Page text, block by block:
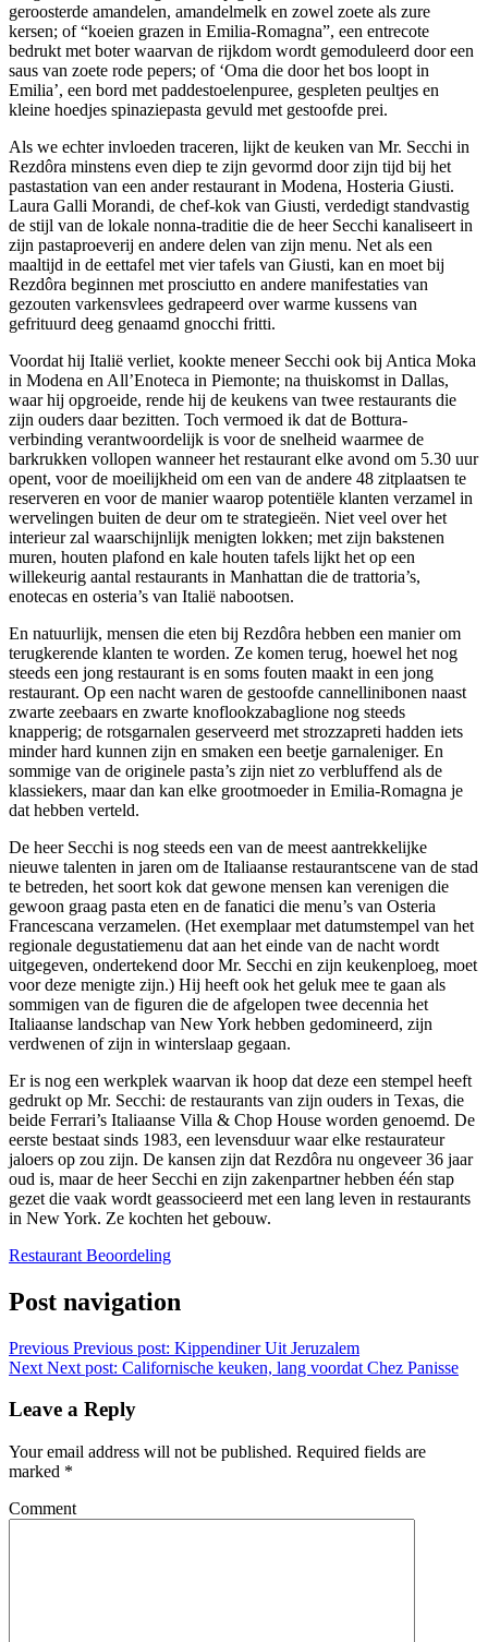
geroosterde amandelen, amandelmelk en zowel zoete als zure
kersen; of “koeien grazen in Emilia-Romagna”, een entrecote
bedrukt met boter waarvan de rijkdom wordt gemoduleerd door een
saus van zoete rode pepers; of ‘Oma die door het bos loopt in
Emilia’, een bord met paddestoelenpuree, gespleten peultjes en
kleine hoedjes spinaziepasta gevuld met gestoofde prei.
Als we echter invloeden traceren, lijkt de keuken van Mr. Secchi in
Rezdôra minstens even diep te zijn gevormd door zijn tijd bij het
pastastation van een ander restaurant in Modena, Hosteria Giusti.
Laura Galli Morandi, de chef-kok van Giusti, verdedigt standvastig
de stijl van de lokale nonna-traditie die de heer Secchi kanaliseert in
zijn pastaproeverij en andere delen van zijn menu. Net als een
maaltijd in de eettafel met vier tafels van Giusti, kan en moet bij
Rezdôra beginnen met prosciutto en andere manifestaties van
gezouten varkensvlees gedrapeerd over warme kussens van
gefrituurd deeg genaamd gnocchi fritti.
Voordat hij Italië verliet, kookte meneer Secchi ook bij Antica Moka
in Modena en All’Enoteca in Piemonte; na thuiskomst in Dallas,
waar hij opgroeide, rende hij de keukens van twee restaurants die
zijn ouders daar bezitten. Toch vermoed ik dat de Bottura-
verbinding verantwoordelijk is voor de snelheid waarmee de
barkrukken vollopen wanneer het restaurant elke avond om 5.30 uur
opent, voor de moeilijkheid om een ​​van de andere 48 zitplaatsen te
reserveren en voor de manier waarop potentiële klanten verzamel in
wervelingen buiten de deur om te strategieën. Niet veel over het
interieur zal waarschijnlijk menigten lokken; met zijn bakstenen
muren, houten plafond en kale houten tafels lijkt het op een
willekeurig aantal restaurants in Manhattan die de trattoria’s,
enotecas en osteria’s van Italië nabootsen.
En natuurlijk, mensen die eten bij Rezdôra hebben een manier om
terugkerende klanten te worden. Ze komen terug, hoewel het nog
steeds een jong restaurant is en soms fouten maakt in een jong
restaurant. Op een nacht waren de gestoofde cannellinibonen naast
zwarte zeebaars en zwarte knoflookzabaglione nog steeds
knapperig; de rotsgarnalen geserveerd met strozzapreti hadden iets
minder hard kunnen zijn en smaken een beetje garnaleniger. En
sommige van de originele pasta’s zijn niet zo verbluffend als de
klassiekers, maar dan kan elke grootmoeder in Emilia-Romagna je
dat hebben verteld.
De heer Secchi is nog steeds een van de meest aantrekkelijke
nieuwe talenten in jaren om de Italiaanse restaurantscene van de stad
te betreden, het soort kok dat gewone mensen kan verenigen die
gewoon graag pasta eten en de fanatici die menu’s van Osteria
Francescana verzamelen. (Het exemplaar met datumstempel van het
regionale degustatiemenu dat aan het einde van de nacht wordt
uitgegeven, ondertekend door Mr. Secchi en zijn keukenploeg, moet
voor deze menigte zijn.) Hij heeft ook het geluk mee te gaan als
sommigen van de figuren die de afgelopen twee decennia het
Italiaanse landschap van New York hebben gedomineerd, zijn
verdwenen of zijn in winterslaap gegaan.
Er is nog een werkplek waarvan ik hoop dat deze een stempel heeft
gedrukt op Mr. Secchi: de restaurants van zijn ouders in Texas, die
beide Ferrari’s Italiaanse Villa & Chop House worden genoemd. De
eerste bestaat sinds 1983, een levensduur waar elke restaurateur
jaloers op zou zijn. De kansen zijn dat Rezdôra nu ongeveer 36 jaar
oud is, maar de heer Secchi en zijn zakenpartner hebben één stap
gezet die vaak wordt geassocieerd met een lang leven in restaurants
in New York. Ze kochten het gebouw.
Restaurant Beoordeling
Post navigation
Previous Previous post: Kippendiner Uit Jeruzalem
Next Next post: Californische keuken, lang voordat Chez Panisse
Leave a Reply
Your email address will not be published. Required fields are
marked *
Comment